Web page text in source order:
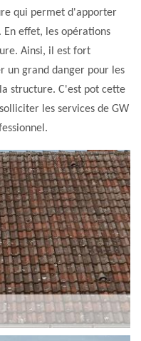
qui permet d'apporter
effet, les opérations
Ainsi, il est fort
un grand danger pour les
structure. C'est pot cette
les services de GW